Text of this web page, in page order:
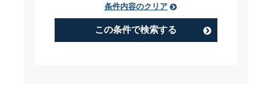
PIP（Performance Improvement
Plan）
条件内容のクリア
この条件で検索する